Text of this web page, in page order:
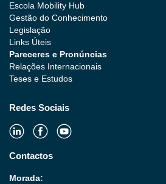
Escola Mobility Hub
Gestão do Conhecimento
Legislação
Links Úteis
Pareceres e Pronúncias
Relações Internacionais
Teses e Estudos
Redes Sociais
Contactos
Morada: